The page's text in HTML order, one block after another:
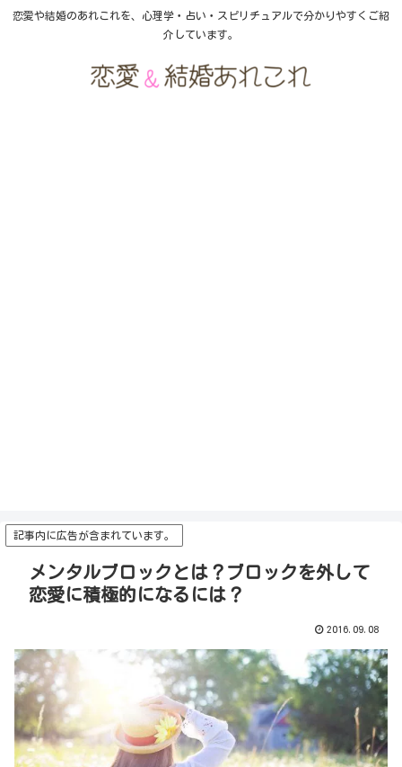
恋愛や結婚のあれこれを、心理学・占い・スピリチュアルで分かりやすくご紹
介しています。
記事内に広告が含まれています。
メンタルブロックとは？ブロックを外して
恋愛に積極的になるには？
2016.09.08